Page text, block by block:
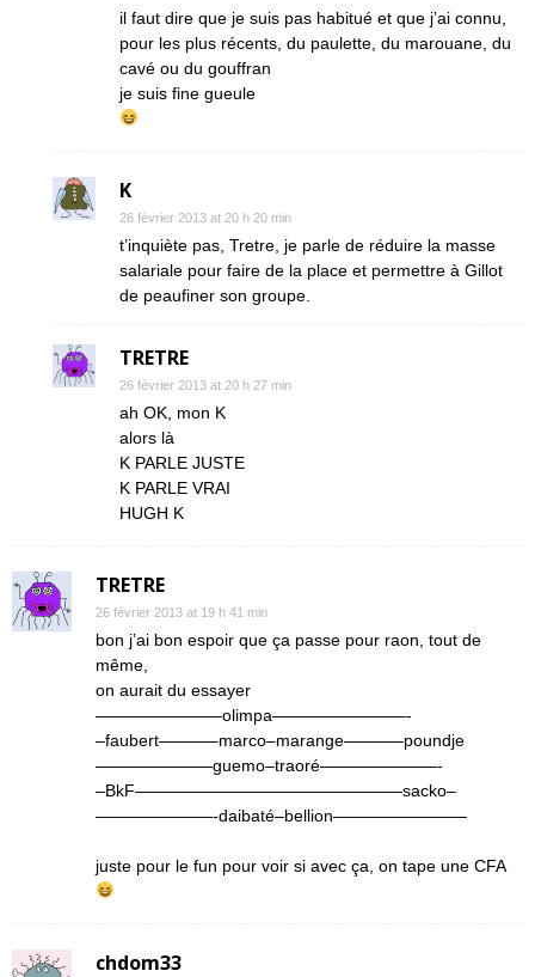
il faut dire que je suis pas habitué et que j’ai connu,
pour les plus récents, du paulette, du marouane, du
cavé ou du gouffran
je suis fine gueule
K
26 février 2013 at 20 h 20 min
t’inquiète pas, Tretre, je parle de réduire la masse
salariale pour faire de la place et permettre à Gillot
de peaufiner son groupe.
TRETRE
26 février 2013 at 20 h 27 min
ah OK, mon K
alors là
K PARLE JUSTE
K PARLE VRAI
HUGH K
TRETRE
26 février 2013 at 19 h 41 min
bon j’ai bon espoir que ça passe pour raon, tout de
même,
on aurait du essayer
———————–olimpa————————-
–faubert———–marco–marange———–poundje
———————guemo–traoré———————-
–BkF————————————————sacko–
———————-daibaté–bellion————————
juste pour le fun pour voir si avec ça, on tape une CFA
chdom33